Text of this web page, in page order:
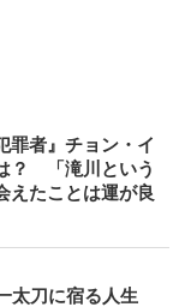
罪者』チョン・イ
？ 「滝川という
えたことは運が良
太刀に宿る人生